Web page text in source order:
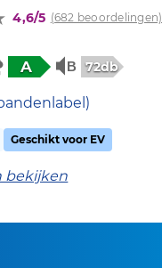
4,6/5 (682 beoordelingen)
A 72db
Geschikt voor EV
bekijken